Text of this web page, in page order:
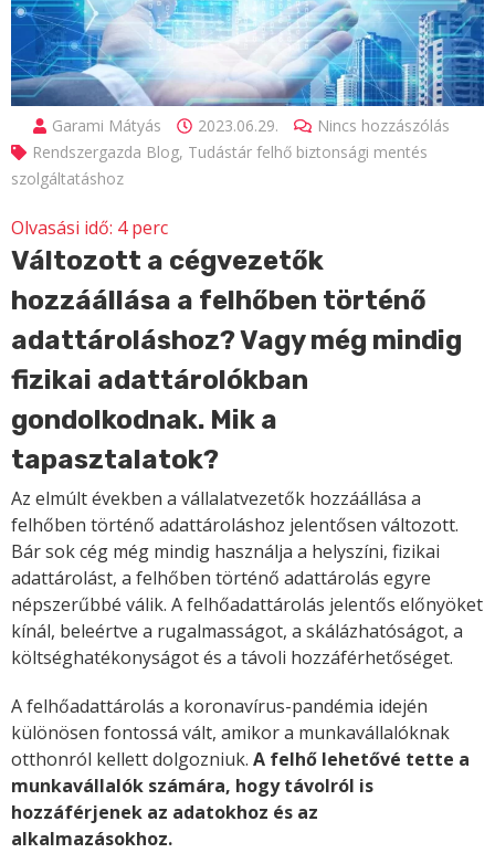
Garami Mátyás 2023.06.29.
Nincs hozzászólás
Rendszergazda Blog, Tudástár felhő biztonsági mentés
szolgáltatáshoz
Olvasási idő: 4 perc
Változott a cégvezetők
hozzáállása a felhőben történő
adattároláshoz? Vagy még mindig
fizikai adattárolókban
gondolkodnak. Mik a
tapasztalatok?
Az elmúlt években a vállalatvezetők hozzáállása a
felhőben történő adattároláshoz jelentősen változott.
Bár sok cég még mindig használja a helyszíni, fizikai
adattárolást, a felhőben történő adattárolás egyre
népszerűbbé válik. A felhőadattárolás jelentős előnyöket
kínál, beleértve a rugalmasságot, a skálázhatóságot, a
költséghatékonyságot és a távoli hozzáférhetőséget.
A felhőadattárolás a koronavírus-pandémia idején
különösen fontossá vált, amikor a munkavállalóknak
otthonról kellett dolgozniuk. A felhő lehetővé tette a
munkavállalók számára, hogy távolról is
hozzáférjenek az adatokhoz és az
alkalmazásokhoz.